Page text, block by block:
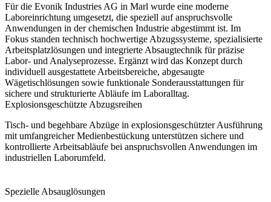
Für die Evonik Industries AG in Marl wurde eine moderne
Laboreinrichtung umgesetzt, die speziell auf anspruchsvolle
Anwendungen in der chemischen Industrie abgestimmt ist. Im
Fokus standen technisch hochwertige Abzugssysteme, spezialisierte
Arbeitsplatzlösungen und integrierte Absaugtechnik für präzise
Labor- und Analyseprozesse. Ergänzt wird das Konzept durch
individuell ausgestattete Arbeitsbereiche, abgesaugte
Wägetischlösungen sowie funktionale Sonderausstattungen für
sichere und strukturierte Abläufe im Laboralltag.
Explosionsgeschützte Abzugsreihen
Tisch- und begehbare Abzüge in explosionsgeschützter Ausführung
mit umfangreicher Medienbestückung unterstützen sichere und
kontrollierte Arbeitsabläufe bei anspruchsvollen Anwendungen im
industriellen Laborumfeld.
Spezielle Absauglösungen